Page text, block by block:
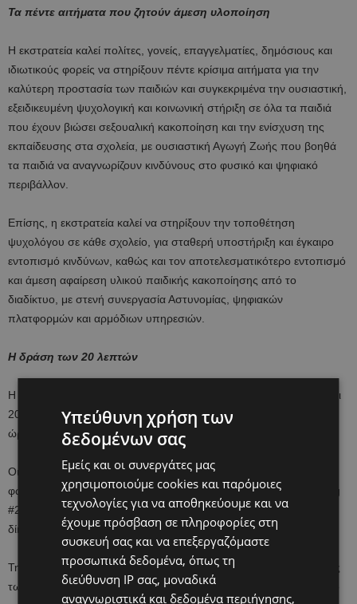
Τα πέντε αιτήματα που ζητούν άμεση υλοποίηση
Η εκστρατεία καλεί πολίτες, γονείς, επαγγελματίες, δημόσιους και
ιδιωτικούς φορείς να στηρίξουν πέντε κρίσιμα αιτήματα για την
καλύτερη προστασία των παιδιών και συγκεκριμένα την ουσιαστική,
εξειδικευμένη ψυχολογική και κοινωνική στήριξη σε όλα τα παιδιά
που έχουν βιώσει σεξουαλική κακοποίηση και την ενίσχυση της
εκπαίδευσης στα σχολεία, με ουσιαστική Αγωγή Ζωής που βοηθά
τα παιδιά να αναγνωρίζουν κινδύνους στο φυσικό και ψηφιακό
περιβάλλον.
Επίσης, η εκστρατεία καλεί να στηρίξουν την τοποθέτηση
ψυχολόγου σε κάθε σχολείο, για σταθερή υποστήριξη και έγκαιρο
εντοπισμό κινδύνων, καθώς και τον αποτελεσματικότερο εντοπισμό
και άμεση αφαίρεση υλικού παιδικής κακοποίησης από το
διαδίκτυο, με στενή συνεργασία Αστυνομίας, ψηφιακών
πλατφορμών και αρμόδιων υπηρεσιών.
Η δράση των 20 λεπτών
Η εκστρατεία «20 λεπτά για σένα» καλεί κάθε ενήλικα να αφιερώσει
20 λεπτά από τις 10:00 έως τις 10:20 το πρωί, ένα λεπτό για κάθε
ώρα που περνά μέχρι να κακοποιηθεί άλλο ένα παιδί.
Οι πολίτες καλούνται να μελετήσουν τα 5 αιτήματα, να
φωτογραφίσουν την ομάδα τους κρατώντας μήνυμα με το hashtag
#20ΓιαΣένα και να αναρτήσουν τη φωτογραφία στα κοινωνικά
δίκτυα.
Την ίδια ώρα, σύμφωνα με το Γραφείο της Επιτρόπου Προστασίας
των Δικαιωμάτων του Παιδιού, τα σχολεία σε ολόκληρη την Κύπρο
Υπεύθυνη χρήση των
δεδομένων σας
Εμείς και οι συνεργάτες μας
χρησιμοποιούμε cookies και παρόμοιες
τεχνολογίες για να αποθηκεύουμε και να
έχουμε πρόσβαση σε πληροφορίες στη
συσκευή σας και να επεξεργαζόμαστε
προσωπικά δεδομένα, όπως τη
διεύθυνση IP σας, μοναδικά
αναγνωριστικά και δεδομένα περιήγησης,